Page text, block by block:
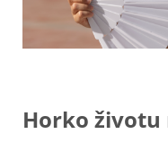
Horko životu